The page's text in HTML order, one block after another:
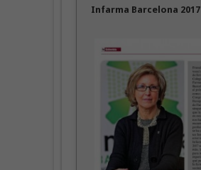
Infarma Barcelona 2017